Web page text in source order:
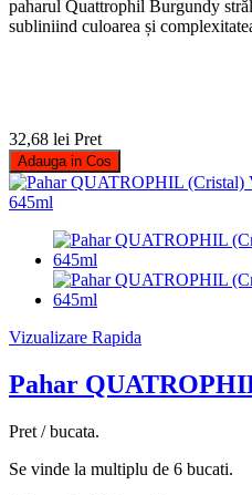
paharul Quattrophil Burgundy
subliniind culoarea și
32,68 lei Pret
Adauga in Cos
Vizualizare Rapida
Pahar
Pret / bucata.
Se vinde la multiplu de 6 bucati.